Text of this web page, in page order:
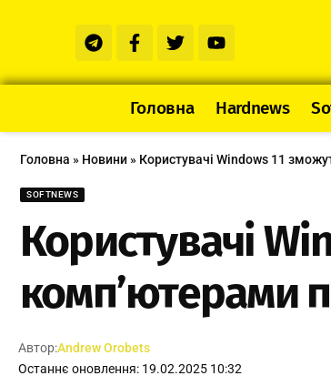
Головна Hardnews
Головна » Новини» Користувачі Windows 11
SOFTNEWS
Користувачі
комп’ютерами
Останнє оновлення: 19.02.2025 10:32
Автор:Andrew Orobets